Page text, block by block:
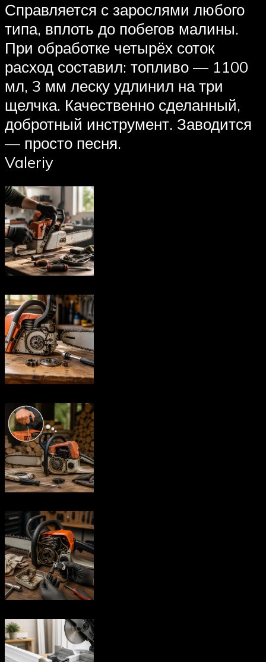
Справляется с зарослями любого
типа, вплоть до побегов малины.
При обработке четырёх соток
расход составил: топливо — 1100
мл, 3 мм леску удлинил на три
щелчка. Качественно сделанный,
добротный инструмент. Заводится
— просто песня.
Valeriy